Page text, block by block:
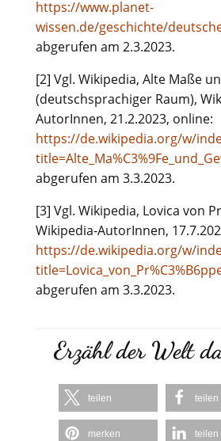
https://www.planet-
wissen.de/geschichte/
abgerufen am 2.3.2023.
[2] Vgl. Wikipedia, Alte Maße
(deutschsprachiger Raum),
AutorInnen, 21.2.2023, online:
https://de.wikipedia.org/w/
abgerufen am 3.3.2023.
[3] Vgl. Wikipedia, Lovica von
Wikipedia-AutorInnen,
https://de.wikipedia.org/w/
abgerufen am 3.3.2023.
Erzähl der Welt
teilen teilen
merken teilen